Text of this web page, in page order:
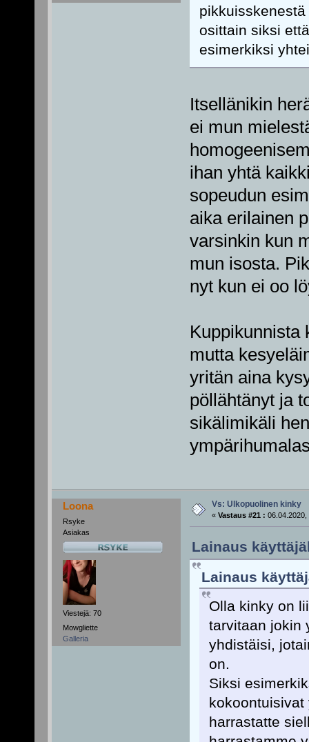
osittain siksi
esimerkiksi
Itsellänikin
ei mun
ihan yhtä
sopeudun
aika erilainen
varsinkin kun
mun isosta.
nyt kun ei oo
Kuppikunnista
mutta
yritän aina
pöllähtänyt ja
sikälimikäli
Loona
Rsyke
Asiakas
Viestejä: 70
Mowgliette
Galleria
Vs: Ulkopuolinen kinky
« Vastaus #21 : 06.04.2020,
Lainaus
Lainaus
Olla kinky on
tarvitaan jokin
yhdistäisi,
on.
Siksi
harrastatte